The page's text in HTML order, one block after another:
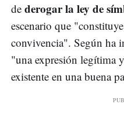
de derogar la ley de
escenario que
convivencia". Según ha
"una expresión legítima
existente en una buena